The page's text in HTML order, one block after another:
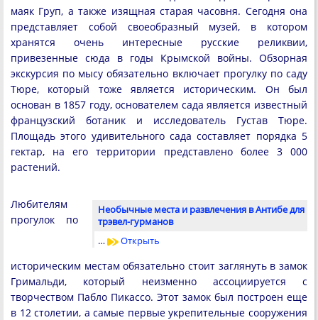
маяк Груп, а также изящная старая часовня. Сегодня она
представляет собой своеобразный музей, в котором
хранятся очень интересные русские реликвии,
привезенные сюда в годы Крымской войны. Обзорная
экскурсия по мысу обязательно включает прогулку по саду
Тюре, который тоже является историческим. Он был
основан в 1857 году, основателем сада является известный
французский ботаник и исследователь Густав Тюре.
Площадь этого удивительного сада составляет порядка 5
гектар, на его территории представлено более 3 000
растений.
Необычные места и развлечения в Антибе для
трэвел-гурманов
…
Открыть
Любителям
прогулок по
историческим местам обязательно стоит заглянуть в замок
Гримальди, который неизменно ассоциируется с
творчеством Пабло Пикассо. Этот замок был построен еще
в 12 столетии, а самые первые укрепительные сооружения